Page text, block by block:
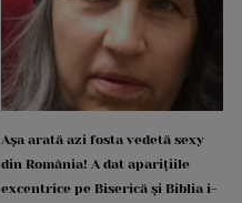
Așa arată azi fosta vedetă sexy
din România! A dat aparițiile
excentrice pe Biserică și Biblia i-